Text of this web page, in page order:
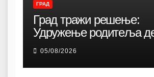
ГРАД
Град тражи решење:
Удружење родитеља
омладине са
просторија већ 12 година
05/08/2026